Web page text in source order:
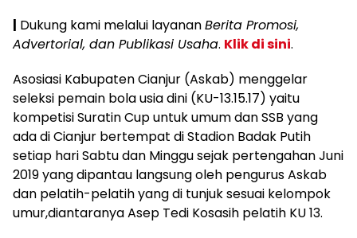
| Dukung kami melalui layananBerita Promosi,
Advertorial, dan Publikasi Usaha. Klik di sini.
Asosiasi Kabupaten Cianjur (Askab) menggelar
seleksi pemain bola usia dini (KU-13.15.17) yaitu
kompetisi Suratin Cup untuk umum dan SSB yang
ada di Cianjur bertempat di Stadion Badak Putih
setiap hari Sabtu dan Minggu sejak pertengahan Juni
2019 yang dipantau langsung oleh pengurus Askab
dan pelatih-pelatih yang di tunjuk sesuai kelompok
umur,diantaranya Asep Tedi Kosasih pelatih KU 13.